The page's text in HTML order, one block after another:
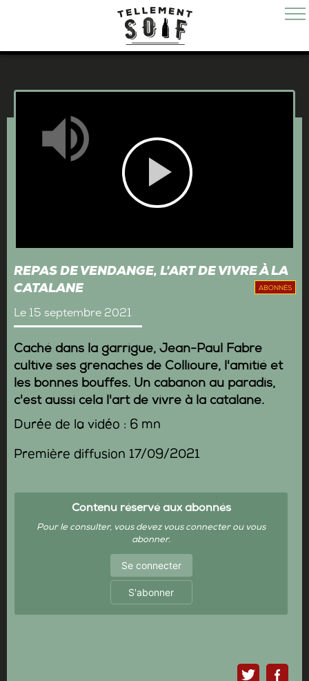
Play
Video
Mute
REPAS DE VENDANGE, L'ART DE VIVRE À LA
CATALANE
ABONNÉS
Le 15 septembre 2021
Caché dans la garrigue, Jean-Paul Fabre
cultive ses grenaches de Collioure, l'amitié et
les bonnes bouffes. Un cabanon au paradis,
c'est aussi cela l'art de vivre à la catalane.
Durée de la vidéo : 6 mn
Première diffusion 17/09/2021
Contenu réservé aux abonnés
Pour le consulter, vous devez vous connecter ou vous
abonner.
Se connecter
S'abonner